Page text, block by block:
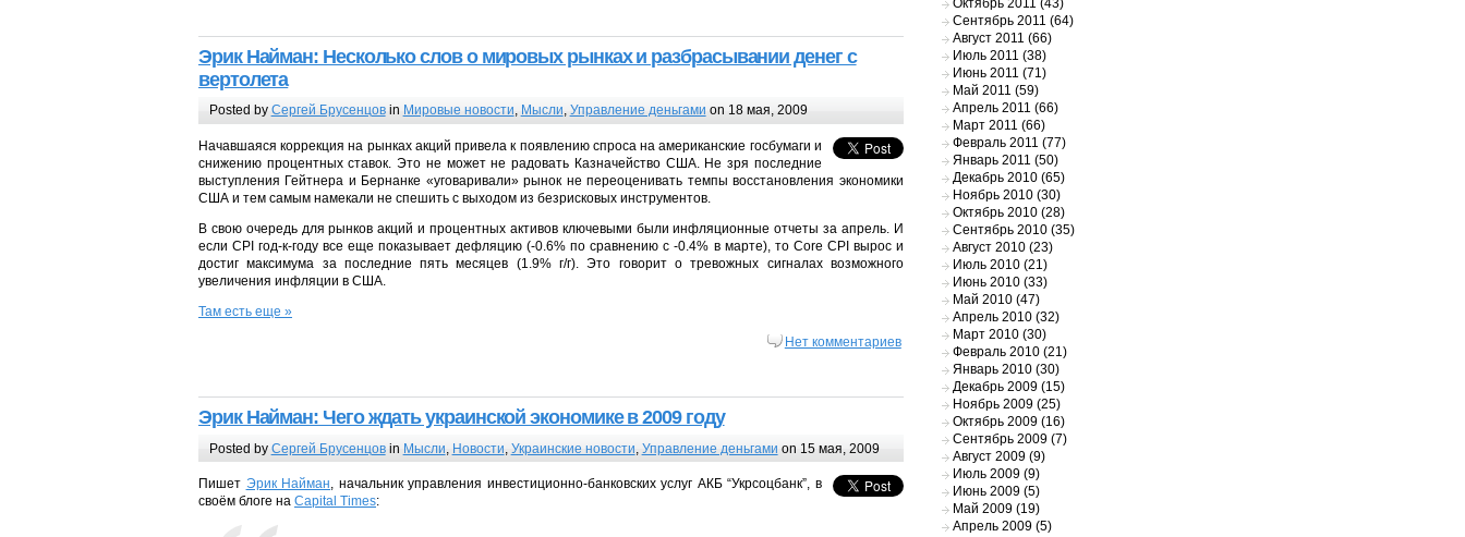
Эрик Найман: Несколько слов о мировых рынках и разбрасывании денег с
вертолета
Posted by Сергей Брусенцовin Мировые новости, Мысли, Управление деньгами on 18 мая, 2009
Начавшаяся коррекция на рынках акций привела к появлению спроса на американские госбумаги и
снижению процентных ставок. Это не может не радовать Казначейство США. Не зря последние
выступления Гейтнера и Бернанке «уговаривали» рынок не переоценивать темпы восстановления экономики
США и тем самым намекали не спешить с выходом из безрисковых инструментов.
В свою очередь для рынков акций и процентных активов ключевыми были инфляционные отчеты за апрель. И
если CPI год-к-году все еще показывает дефляцию (-0.6% по сравнению с -0.4% в марте), то Core CPI вырос и
достиг максимума за последние пять месяцев (1.9% г/г). Это говорит о тревожных сигналах возможного
увеличения инфляции в США.
Там есть еще »
Нет комментариев
Эрик Найман: Чего ждать украинской экономике в 2009 году
Posted by Сергей Брусенцовin Мысли Новости Украинские новости Управление деньгами on 15 мая, 2009
Пишет Эрик Найман, начальник управления инвестиционно-банковских услуг АКБ “Укрсоцбанк”, в
своём блоге на Capital Times:
Сентябрь 2011 (64)
Август 2011 (66)
Июль 2011 (38)
Июнь 2011 (71)
Май 2011 (59)
Апрель 2011 (66)
Март 2011 (66)
Февраль 2011 (77)
Январь 2011 (50)
Декабрь 2010(65)
Ноябрь 2010(30)
Октябрь 2010(28)
Сентябрь 2010(35)
Август 2010(23)
Июль 2010(21)
Июнь 2010(33)
Май 2010(47)
Апрель 2010(32)
Март 2010(30)
Февраль 2010(21)
Январь 2010(30)
Декабрь 2009(15)
Ноябрь 2009(25)
Октябрь 2009(16)
Сентябрь 2009(7)
Август 2009(9)
Июль 2009(9)
Июнь 2009(5)
Май 2009(19)
Апрель 2009(5)